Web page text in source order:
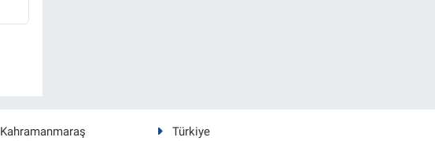
Kahramanmaraş
Türkiye